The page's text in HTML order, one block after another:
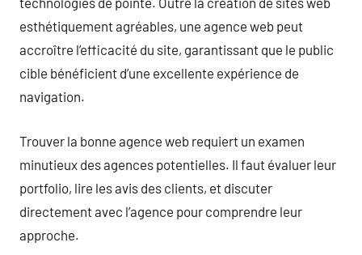
esthétiquement agréables, une agence web peut
accroître l’efficacité du site, garantissant que le public
cible bénéficient d’une excellente expérience de
navigation.
Trouver la bonne agence web requiert un examen
minutieux des agences potentielles. Il faut évaluer leur
portfolio, lire les avis des clients, et discuter
directement avec l’agence pour comprendre leur
approche.